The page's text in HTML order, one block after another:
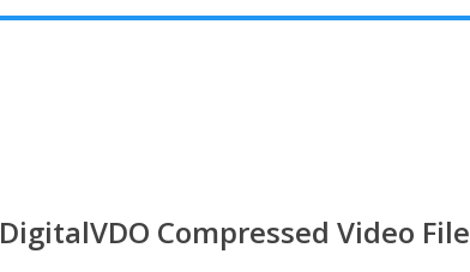
DigitalVDO Compressed Video File